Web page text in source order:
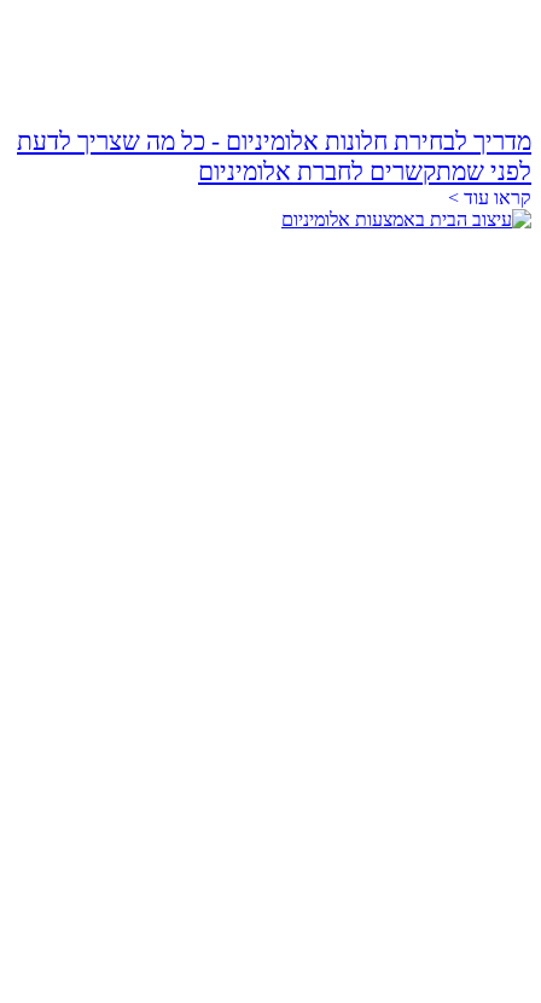
מדריך לבחירת חלונות אלומיניום - כל מה שצריך לדעת
לפני שמתקשרים לחברת אלומיניום
קראו עוד >